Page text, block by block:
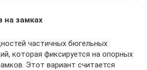
на замках
частичных бюгельных
которая фиксируется на опорных
Этот вариант считается